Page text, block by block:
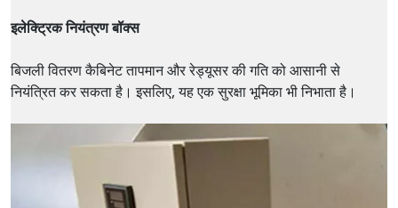
इलेक्ट्रिक नियंत्रण बॉक्स
बिजली वितरण कैबिनेट तापमान और रेड्यूसर की गति को आसानी से
नियंत्रित कर सकता है। इसलिए, यह एक सुरक्षा भूमिका भी निभाता है।